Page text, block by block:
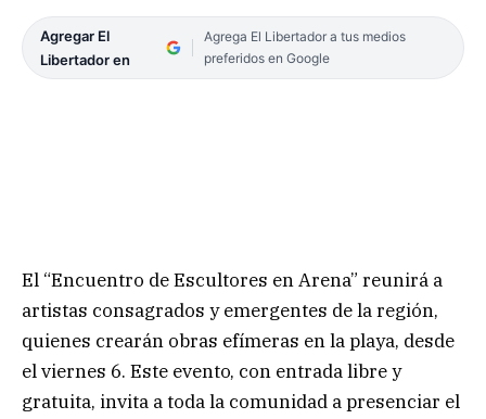
Agregar El
Libertador en
Agrega El Libertador a tus medios
preferidos en Google
El “Encuentro de Escultores en Arena” reunirá a
artistas consagrados y emergentes de la región,
quienes crearán obras efímeras en la playa, desde
el viernes 6. Este evento, con entrada libre y
gratuita, invita a toda la comunidad a presenciar el